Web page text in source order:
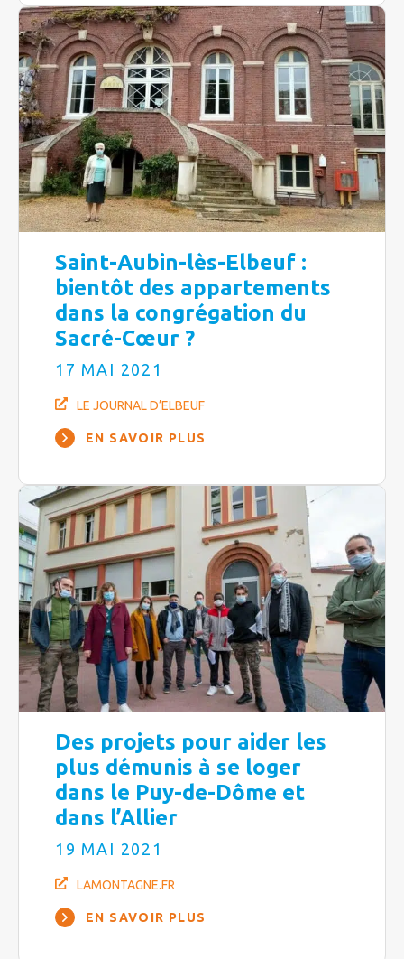
Saint-Aubin-lès-Elbeuf :
bientôt des appartements
dans la congrégation du
Sacré-Cœur ?
17 MAI 2021
LE JOURNAL D’ELBEUF
EN SAVOIR PLUS
Des projets pour aider les
plus démunis à se loger
dans le Puy-de-Dôme et
dans l’Allier
19 MAI 2021
LAMONTAGNE.FR
EN SAVOIR PLUS